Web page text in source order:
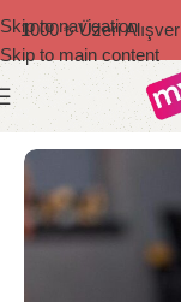
Skip to navigation
Skip to main content
1000 ₺ Üzeri
Ana Sayfa Kur'an-ı